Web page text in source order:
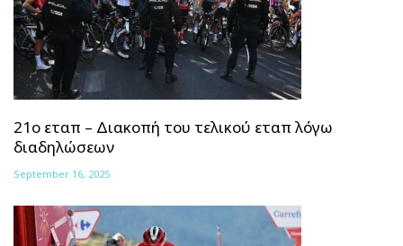
21ο εταπ – Διακοπή του τελικού εταπ λόγω
διαδηλώσεων
September 16, 2025